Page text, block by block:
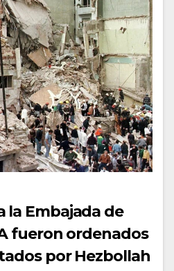
la Embajada de
fueron ordenados
por Hezbollah